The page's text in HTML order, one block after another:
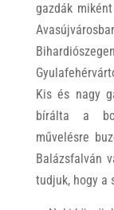
gazdák
Kis és nagy
bírálta a
művelésre
Balázsfalván
tudjuk, hogy a